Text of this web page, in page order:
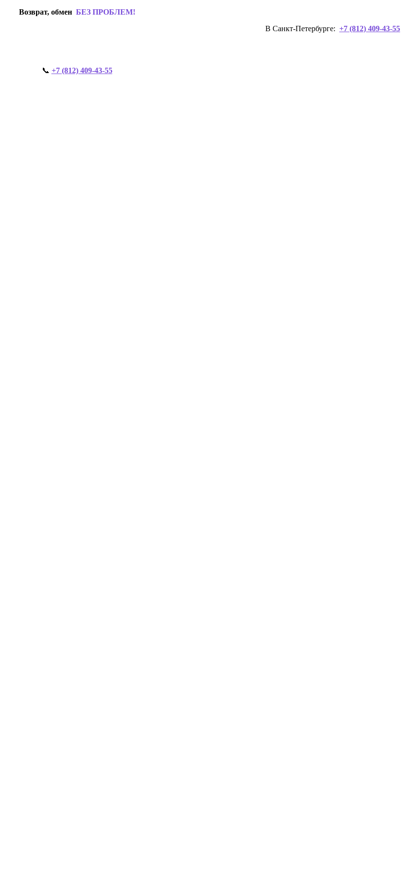
Возврат, обмен БЕЗ ПРОБЛЕМ!
В Санкт-Петербурге: +7 (812) 409-43-55
📞 +7 (812) 409-43-55